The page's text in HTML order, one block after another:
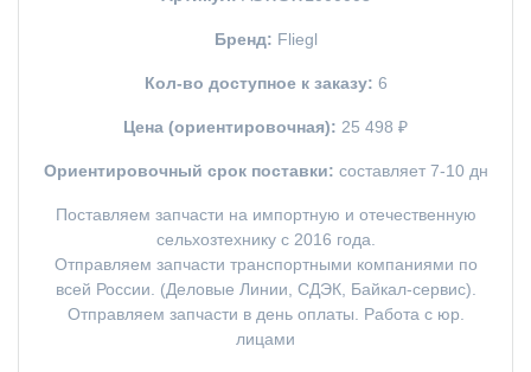
Бренд: Fliegl
Кол-во доступное к заказу: 6
Цена (ориентировочная): 25 498 ₽
Ориентировочный срок поставки: составляет 7-10 дн
Поставляем запчасти на импортную и отечественную
сельхозтехнику с 2016 года.
Отправляем запчасти транспортными компаниями по
всей России. (Деловые Линии, СДЭК, Байкал-сервис).
Отправляем запчасти в день оплаты. Работа с юр.
лицами